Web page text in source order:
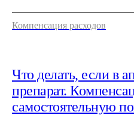
Компенсация расходов
Что делать, если в
препарат.
самостоятельную